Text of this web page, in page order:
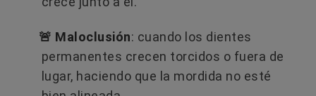
🚨 Maloclusión: cuando los dientes
permanentes crecen torcidos o fuera de
lugar, haciendo que la mordida no esté